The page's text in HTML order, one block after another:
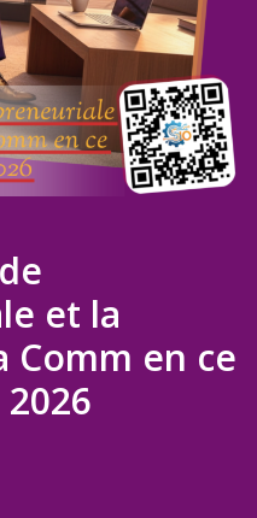
et la
Comm en ce